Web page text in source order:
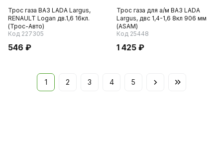
Трос газа ВАЗ LADA Largus,
RENAULT Logan дв.1,6 16кл.
(Трос-Авто)
Код 227305
546 ₽
Трос газа для а/м ВАЗ LADA
Largus, двс 1,4-1,6 8кл 906 мм
(ASAM)
Код 25448
1 425 ₽
1 2 3 4 5